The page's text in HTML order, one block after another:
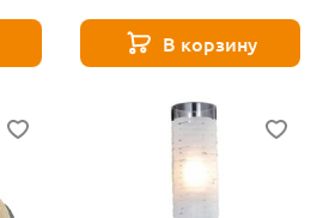
В корзину